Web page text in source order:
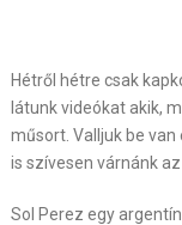
Hétről hétre csak
látunk videókat akik,
műsort. Valljuk be
is szívesen várnánk
Sol Perez egy